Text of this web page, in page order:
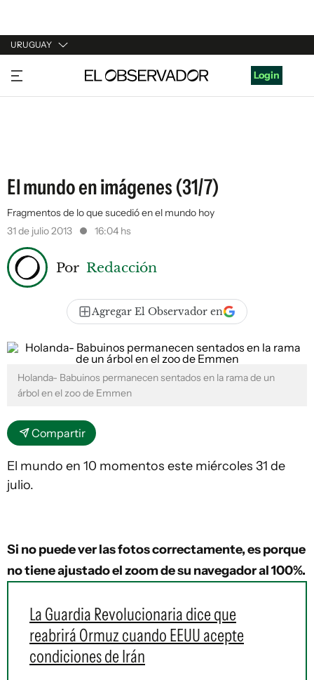
URUGUAY
URUGUAY
ARGENTINA
Login
El mundo en imágenes (31/7)
Fragmentos de lo que sucedió en el mundo hoy
31 de julio 2013
16:04 hs
Por Redacción
Agregar El Observador en
Holanda- Babuinos permanecen sentados en la rama de un
árbol en el zoo de Emmen
Compartir
El mundo en 10 momentos este miércoles 31 de
julio.
Si no puede ver las fotos correctamente, es porque
no tiene ajustado el zoom de su navegador al 100%.
La Guardia Revolucionaria dice que
reabrirá Ormuz cuando EEUU acepte
condiciones de Irán